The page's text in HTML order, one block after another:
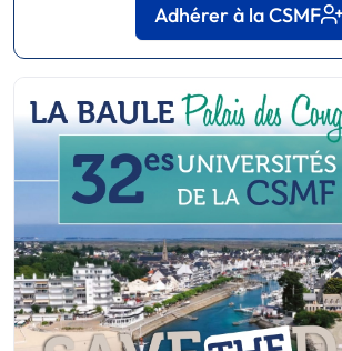
Adhérer à la CSMF